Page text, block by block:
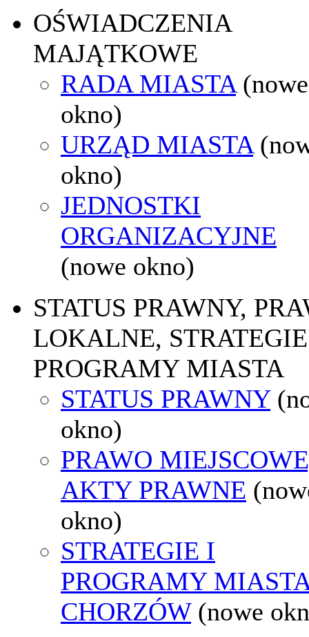
OŚWIADCZENIA
MAJĄTKOWE
RADA MIASTA (nowe
okno)
URZĄD MIASTA
okno)
JEDNOSTKI
ORGANIZACYJNE
(nowe okno)
STATUS PRAWNY,
LOKALNE,
PROGRAMY MIASTA
STATUS PRAWNY
okno)
PRAWO
AKTY PRAWNE
okno)
STRATEGIE I
PROGRAMY
CHORZÓW (nowe